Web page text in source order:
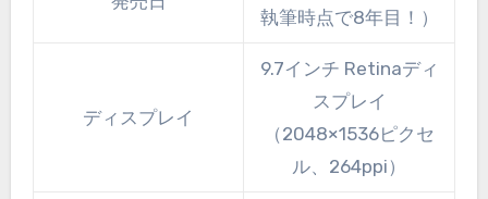
執筆時点で8年目！）
ディスプレイ
9.7インチ Retinaディ
スプレイ
（2048×1536ピクセ
ル、264ppi）